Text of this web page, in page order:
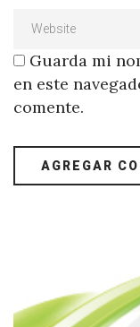
Guarda mi
en este
comente.